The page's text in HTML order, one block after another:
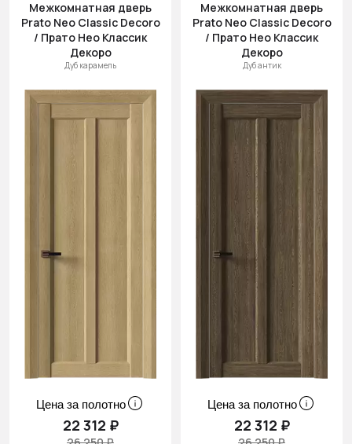
Межкомнатная дверь
Prato Neo Classic Decoro
/ Прато Нео Классик
Декоро
Дуб карамель
Цена за полотно
22 312 ₽
Межкомнатная дверь
Prato Neo Classic Decoro
/ Прато Нео Классик
Декоро
Дуб антик
Цена за полотно
22 312 ₽